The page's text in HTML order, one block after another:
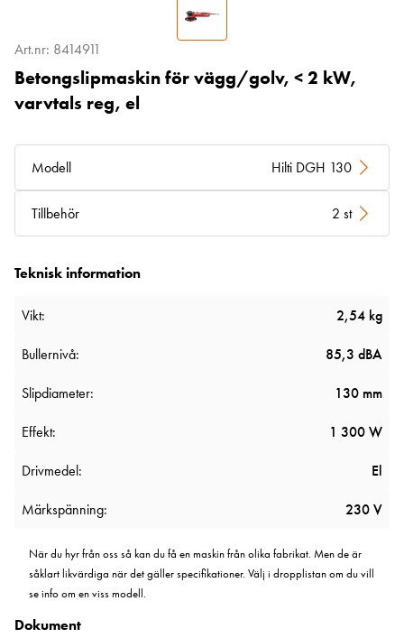
Art.nr: 8414911
Betongslipmaskin för vägg/golv, < 2 kW,
varvtals reg, el
Modell Hilti DGH 130
Tillbehör 2 st
Teknisk information
Vikt: 2,54 kg
Bullernivå: 85,3 dBA
Slipdiameter: 130 mm
Effekt: 1 300 W
Drivmedel: El
Märkspänning: 230 V
När du hyr från oss så kan du få en maskin från olika fabrikat. Men de är
såklart likvärdiga när det gäller specifikationer. Välj i dropplistan om du vill
se info om en viss modell.
Dokument